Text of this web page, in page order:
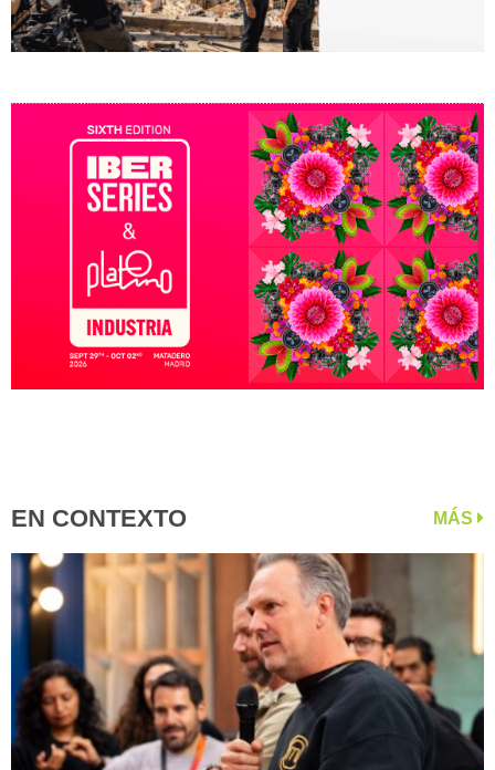
EN CONTEXTO MÁS